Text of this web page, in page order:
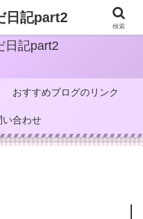
日記part2
おすすめブログのリンク
い合わせ
日記part2
検索